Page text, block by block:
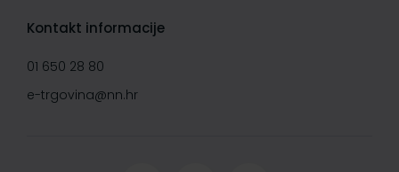
Kontakt informacije
01 650 28 80
e-trgovina@nn.hr